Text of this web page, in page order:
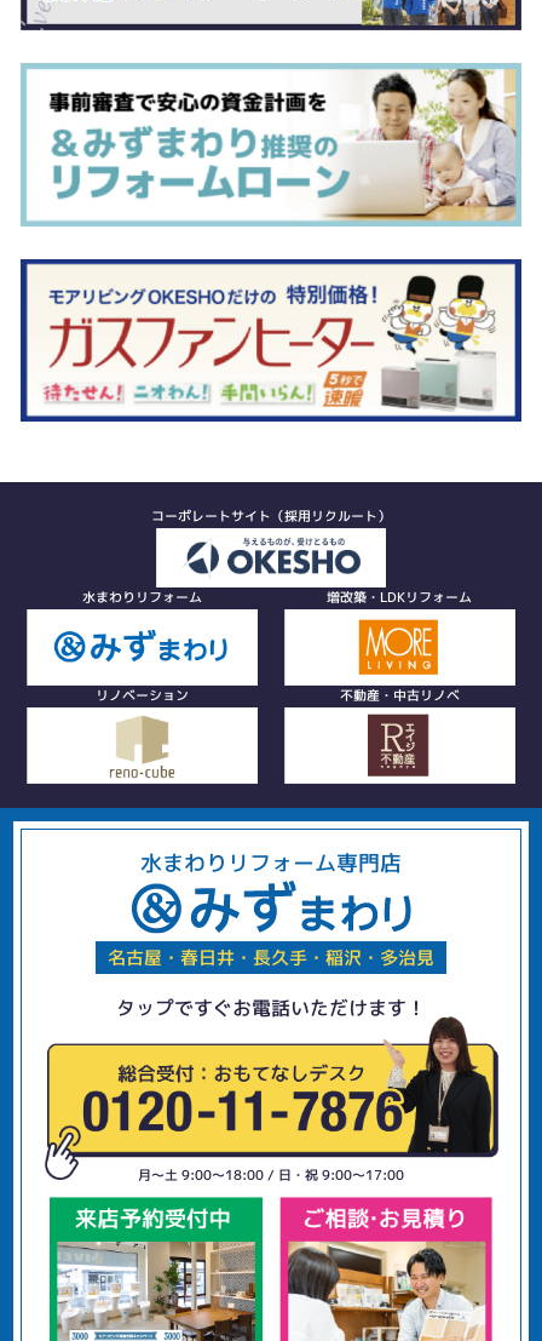
コーポレートサイト（採用リクルート）
水まわりリフォーム 増改築・LDKリフォーム
リノベーション 不動産・中古リノベ
水まわりリフォーム専門店
名古屋・春日井・長久手・稲沢・多治見
タップですぐお電話いただけます！
月〜土 9:00〜18:00 / 日・祝 9:00〜17:00